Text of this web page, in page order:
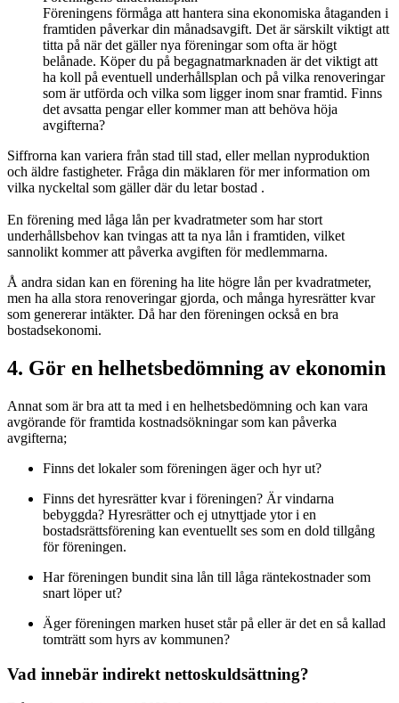
Föreningens förmåga att hantera sina ekonomiska åtaganden i
framtiden påverkar din månadsavgift. Det är särskilt viktigt att
titta på när det gäller nya föreningar som ofta är högt
belånade. Köper du på begagnatmarknaden är det viktigt att
ha koll på eventuell underhållsplan och på vilka renoveringar
som är utförda och vilka som ligger inom snar framtid. Finns
det avsatta pengar eller kommer man att behöva höja
avgifterna?
Siffrorna kan variera från stad till stad, eller mellan nyproduktion
och äldre fastigheter. Fråga din mäklaren för mer information om
vilka nyckeltal som gäller där du letar bostad .
En förening med låga lån per kvadratmeter som har stort
underhållsbehov kan tvingas att ta nya lån i framtiden, vilket
sannolikt kommer att påverka avgiften för medlemmarna.
Å andra sidan kan en förening ha lite högre lån per kvadratmeter,
men ha alla stora renoveringar gjorda, och många hyresrätter kvar
som genererar intäkter. Då har den föreningen också en bra
bostadsekonomi.
4. Gör en helhetsbedömning av ekonomin
Annat som är bra att ta med i en helhetsbedömning och kan vara
avgörande för framtida kostnadsökningar som kan påverka
avgifterna;
Finns det lokaler som föreningen äger och hyr ut?
Finns det hyresrätter kvar i föreningen? Är vindarna
bebyggda? Hyresrätter och ej utnyttjade ytor i en
bostadsrättsförening kan eventuellt ses som en dold tillgång
för föreningen.
Har föreningen bundit sina lån till låga räntekostnader som
snart löper ut?
Äger föreningen marken huset står på eller är det en så kallad
tomträtt som hyrs av kommunen?
Vad innebär indirekt nettoskuldsättning?